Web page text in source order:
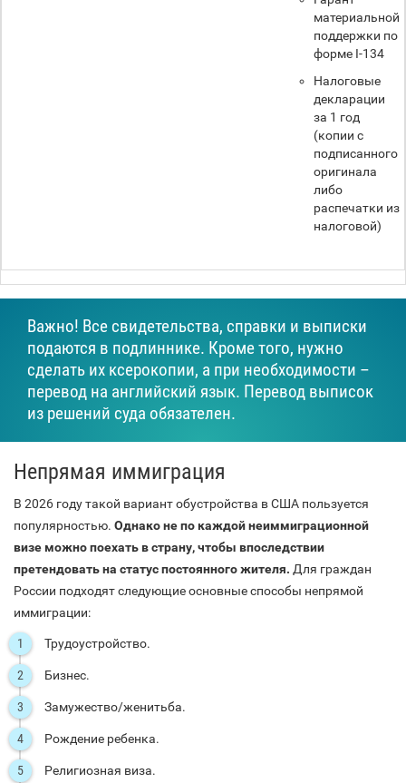
материальной
поддержки по
форме I-134
Налоговые
декларации
за 1 год
(копии с
подписанного
оригинала
либо
распечатки из
налоговой)
Важно! Все свидетельства, справки и выписки
подаются в подлиннике. Кроме того, нужно
сделать их ксерокопии, а при необходимости –
перевод на английский язык. Перевод выписок
из решений суда обязателен.
Непрямая иммиграция
В 2026 году такой вариант обустройства в США пользуется
популярностью. Однако не по каждой неиммиграционной
визе можно поехать в страну, чтобы впоследствии
претендовать на статус постоянного жителя. Для граждан
России подходят следующие основные способы непрямой
иммиграции:
Трудоустройство.
Бизнес.
Замужество/женитьба.
Рождение ребенка.
Религиозная виза.